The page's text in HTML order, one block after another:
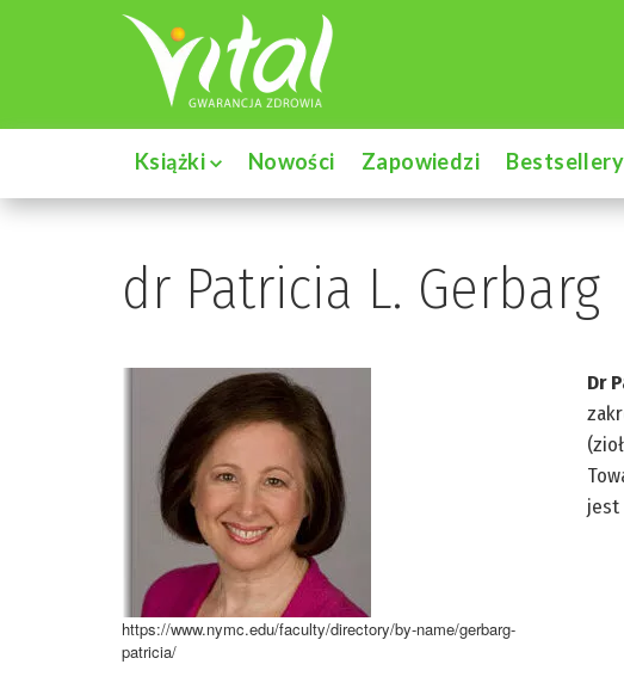
Książki Nowości Zapowiedzi Bestsellery
dr Patricia L. Gerbarg
https://www.nymc.edu/faculty/directory/by-name/gerbarg-
patricia/
Dr
jest